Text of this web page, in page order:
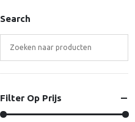
Search
Filter Op Prijs